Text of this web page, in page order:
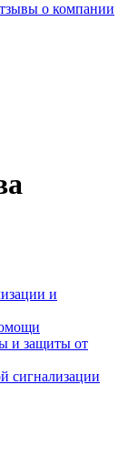
о компании
и
и защиты от
сигнализации